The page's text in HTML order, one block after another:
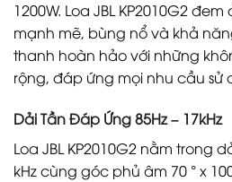
1200W. Loa JBL KP2010G2
mạnh mẽ, bùng nổ và khả
thanh hoàn hảo với những
rộng, đáp ứng mọi nhu cầu
Dải Tần Đáp Ứng 85Hz – 17kHz
Loa JBL KP2010G2 nằm trong
kHz cùng góc phủ âm 70 ° x